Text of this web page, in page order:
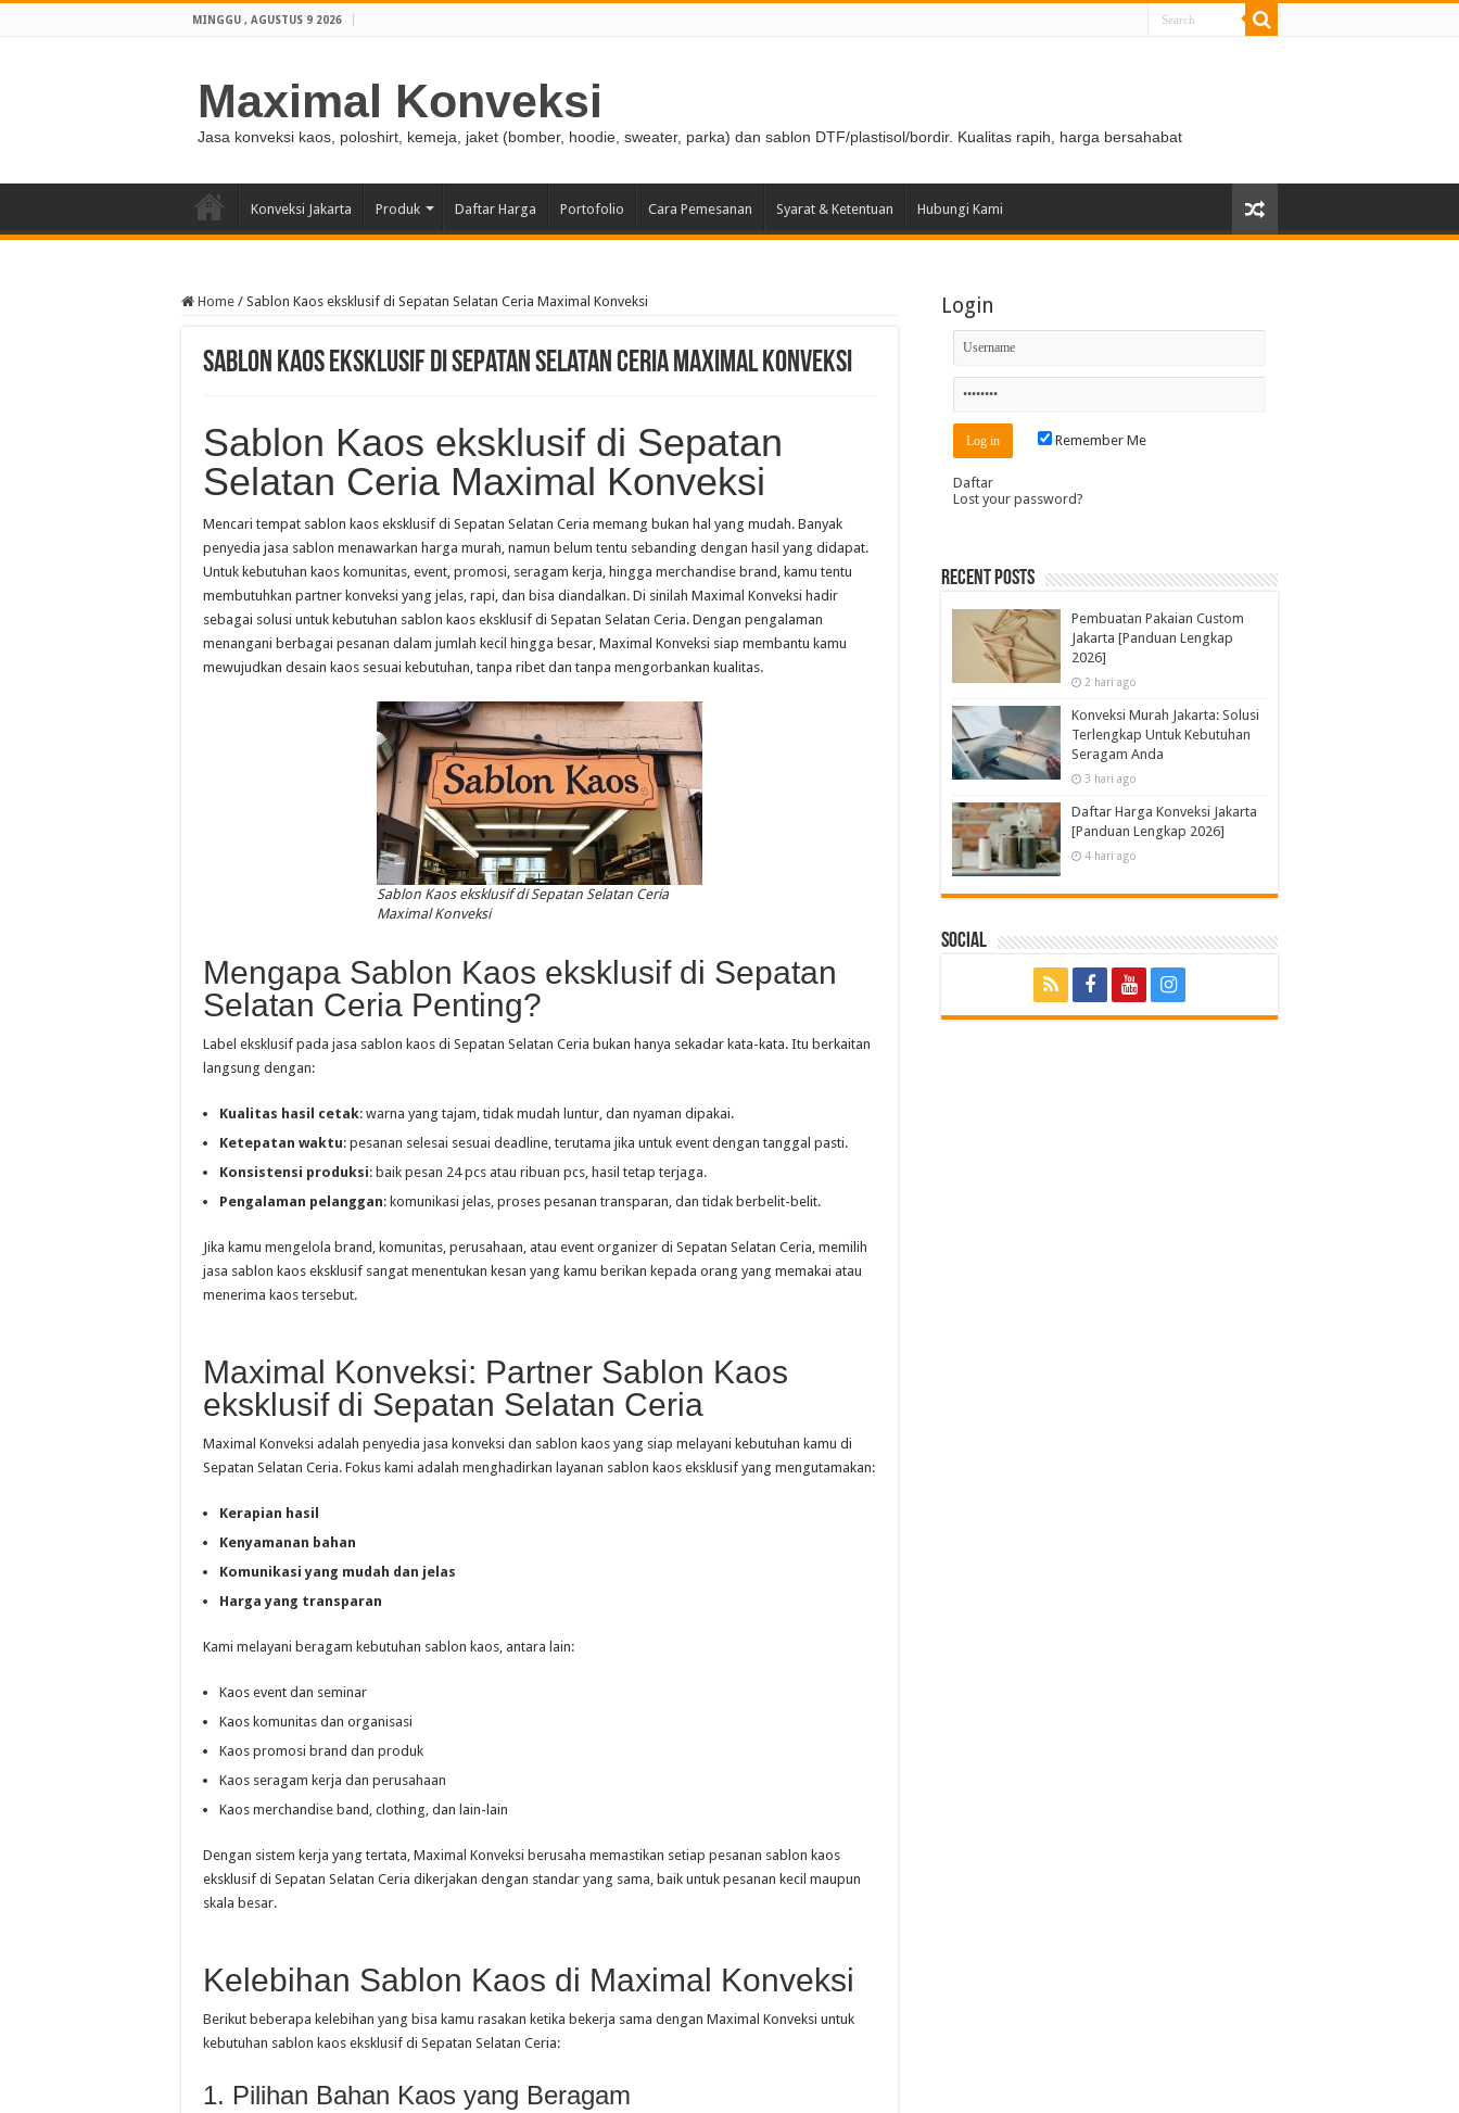
MINGGU , AGUSTUS 9 2026
Maximal Konveksi
Jasa konveksi kaos, poloshirt, kemeja, jaket (bomber, hoodie, sweater, parka) dan sablon DTF/plastisol/bordir. Kualitas rapih, harga bersahabat
Konveksi Jakarta Produk Daftar Harga Portofolio Cara Pemesanan Syarat & Ketentuan Hubungi Kami
Home / Sablon Kaos eksklusif di Sepatan Selatan Ceria Maximal Konveksi
Sablon Kaos eksklusif di Sepatan Selatan Ceria Maximal Konveksi
Sablon Kaos eksklusif di Sepatan
Selatan Ceria Maximal Konveksi
Mencari tempat sablon kaos eksklusif di Sepatan Selatan Ceria memang bukan hal yang mudah. Banyak
penyedia jasa sablon menawarkan harga murah, namun belum tentu sebanding dengan hasil yang didapat.
Untuk kebutuhan kaos komunitas, event, promosi, seragam kerja, hingga merchandise brand, kamu tentu
membutuhkan partner konveksi yang jelas, rapi, dan bisa diandalkan. Di sinilah Maximal Konveksi hadir
sebagai solusi untuk kebutuhan sablon kaos eksklusif di Sepatan Selatan Ceria. Dengan pengalaman
menangani berbagai pesanan dalam jumlah kecil hingga besar, Maximal Konveksi siap membantu kamu
mewujudkan desain kaos sesuai kebutuhan, tanpa ribet dan tanpa mengorbankan kualitas.
Sablon Kaos eksklusif di Sepatan Selatan Ceria
Maximal Konveksi
Mengapa Sablon Kaos eksklusif di Sepatan
Selatan Ceria Penting?
Label eksklusif pada jasa sablon kaos di Sepatan Selatan Ceria bukan hanya sekadar kata-kata. Itu berkaitan
langsung dengan:
Kualitas hasil cetak: warna yang tajam, tidak mudah luntur, dan nyaman dipakai.
Ketepatan waktu: pesanan selesai sesuai deadline, terutama jika untuk event dengan tanggal pasti.
Konsistensi produksi: baik pesan 24 pcs atau ribuan pcs, hasil tetap terjaga.
Pengalaman pelanggan: komunikasi jelas, proses pesanan transparan, dan tidak berbelit-belit.
Jika kamu mengelola brand, komunitas, perusahaan, atau event organizer di Sepatan Selatan Ceria, memilih
jasa sablon kaos eksklusif sangat menentukan kesan yang kamu berikan kepada orang yang memakai atau
menerima kaos tersebut.
Maximal Konveksi: Partner Sablon Kaos
eksklusif di Sepatan Selatan Ceria
Maximal Konveksi adalah penyedia jasa konveksi dan sablon kaos yang siap melayani kebutuhan kamu di
Sepatan Selatan Ceria. Fokus kami adalah menghadirkan layanan sablon kaos eksklusif yang mengutamakan:
Kerapian hasil
Kenyamanan bahan
Komunikasi yang mudah dan jelas
Harga yang transparan
Kami melayani beragam kebutuhan sablon kaos, antara lain:
Kaos event dan seminar
Kaos komunitas dan organisasi
Kaos promosi brand dan produk
Kaos seragam kerja dan perusahaan
Kaos merchandise band, clothing, dan lain-lain
Dengan sistem kerja yang tertata, Maximal Konveksi berusaha memastikan setiap pesanan sablon kaos
eksklusif di Sepatan Selatan Ceria dikerjakan dengan standar yang sama, baik untuk pesanan kecil maupun
skala besar.
Kelebihan Sablon Kaos di Maximal Konveksi
Berikut beberapa kelebihan yang bisa kamu rasakan ketika bekerja sama dengan Maximal Konveksi untuk
kebutuhan sablon kaos eksklusif di Sepatan Selatan Ceria:
1. Pilihan Bahan Kaos yang Beragam
Login
Remember Me
Daftar
Lost your password?
Recent Posts
Pembuatan Pakaian Custom
Jakarta [Panduan Lengkap
2026]
2 hari ago
Konveksi Murah Jakarta: Solusi
Terlengkap Untuk Kebutuhan
Seragam Anda
3 hari ago
Daftar Harga Konveksi Jakarta
[Panduan Lengkap 2026]
4 hari ago
Social